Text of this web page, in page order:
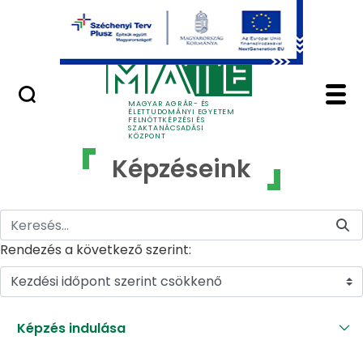
Ugrás a fő tartalomhoz
MAGYAR AGRÁR- ÉS
ÉLETTUDOMÁNYI EGYETEM
FELNŐTTKÉPZÉSI ÉS
SZAKTANÁCSADÁSI
KÖZPONT
Képzéseink - MATE
Képzéseink
Rendezés a következő szerint:
Kezdési időpont szerint csökkenő
Képzés indulása